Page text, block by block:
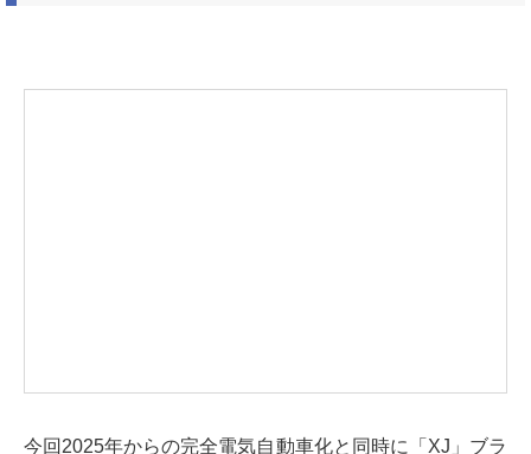
今回2025年からの完全電気自動車化と同時に「XJ」ブラ